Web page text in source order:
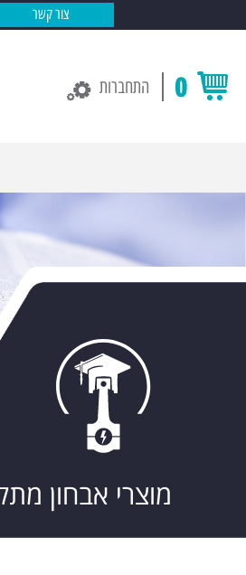
צור קשר
0 התחברות
מוצרי אבחון